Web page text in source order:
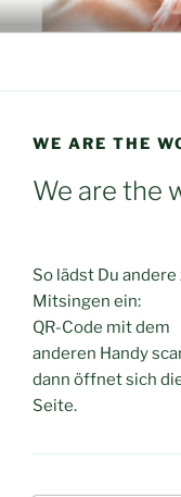
Zum
InhaltAMICARA
Freunde, die helfen!
WE ARE THE
We are the
So lädst Du andere
Mitsingen ein:
QR-Code mit dem
anderen Handy
dann öffnet sich
Seite.